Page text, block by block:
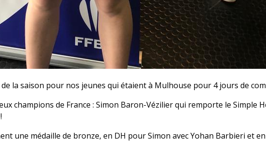
de la saison pour nos jeunes qui étaient à Mulhouse pour 4 jours de
champions de France : Simon Baron-Vézilier qui remporte le Simple
une médaille de bronze, en DH pour Simon avec Yohan Barbieri et